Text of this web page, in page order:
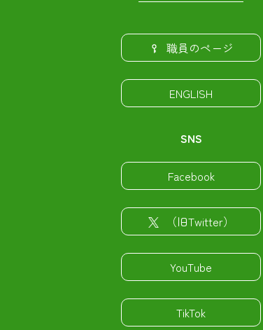
職員のページ
ENGLISH
SNS
Facebook
（旧Twitter）
YouTube
TikTok